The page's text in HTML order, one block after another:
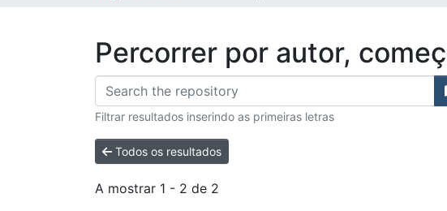
Percorrer por autor,
Filtrar resultados inserindo as primeiras letras
Todos os resultados
A mostrar 1 - 2 de 2